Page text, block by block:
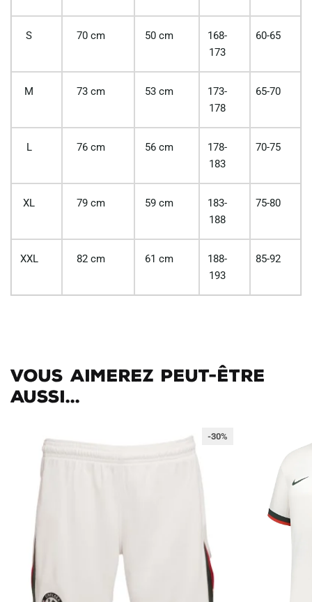
S 70 cm 50 cm
168-
173
60-65
M 73 cm 53 cm
173-
178
65-70
L 76 cm 56 cm
178-
183
70-75
XL 79 cm 59 cm
183-
188
75-80
XXL 82 cm 61 cm
188-
193
85-92
Vous aimerez peut-être
aussi...
-30%